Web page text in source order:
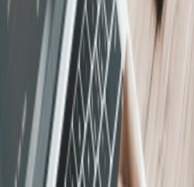
specificaties of heb je
op met The Next